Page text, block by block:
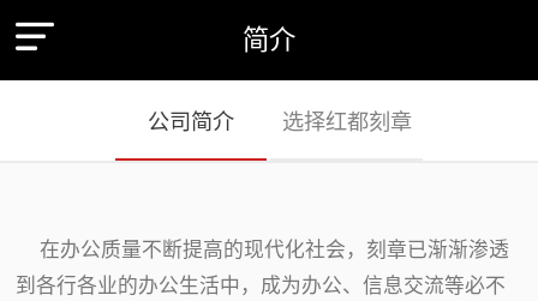
简介
公司简介 选择红都刻章
在办公质量不断提高的现代化社会，刻章已渐渐渗透
到各行各业的办公生活中，成为办公、信息交流等必不